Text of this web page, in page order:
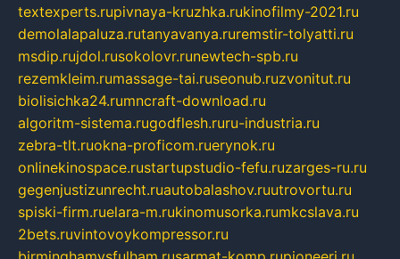
textexperts.rupivnaya-kruzhka.rukinofilmy-2021.ru
demolalapaluza.rutanyavanya.ruremstir-tolyatti.ru
msdip.rujdol.rusokolovr.runewtech-spb.ru
rezemkleim.rumassage-tai.ruseonub.ruzvonitut.ru
biolisichka24.rumncraft-download.ru
algoritm-sistema.rugodflesh.ruru-industria.ru
zebra-tlt.ruokna-proficom.ruerynok.ru
onlinekinospace.rustartupstudio-fefu.ruzarges-ru.ru
gegenjustizunrecht.ruautobalashov.ruutrovortu.ru
spiski-firm.ruelara-m.rukinomusorka.rumkcslava.ru
2bets.ruvintovoykompressor.ru